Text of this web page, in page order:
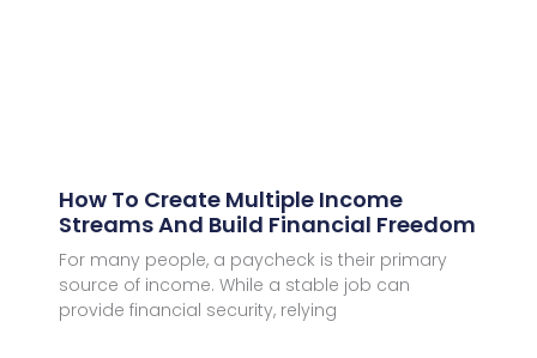
How To Create Multiple Income
Streams And Build Financial Freedom
For many people, a paycheck is their primary
source of income. While a stable job can
provide financial security, relying